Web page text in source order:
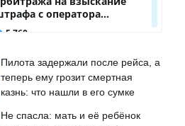
Пилота задержали после рейса, а
теперь ему грозит смертная
казнь: что нашли в его сумке
Не спасла: мать и её ребёнок